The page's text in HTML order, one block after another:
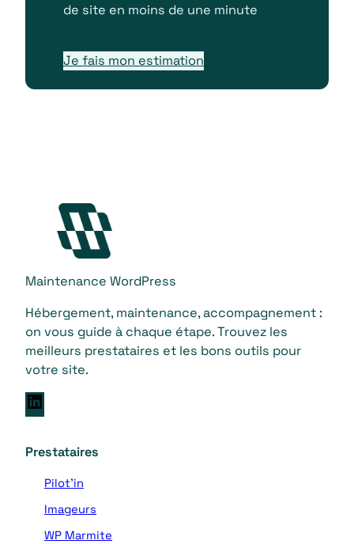
de site en moins de une minute
Je fais mon estimation
Maintenance WordPress
Hébergement, maintenance, accompagnement :
on vous guide à chaque étape. Trouvez les
meilleurs prestataires et les bons outils pour
votre site.
i
k
e
I
n
Prestataires
Pilot’in
Imageurs
WP Marmite